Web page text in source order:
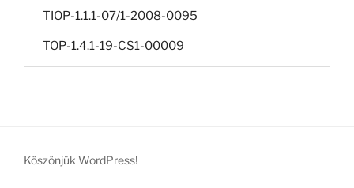
TIOP-1.1.1-07/1-2008-0095
TOP-1.4.1-19-CS1-00009
Köszönjük WordPress!